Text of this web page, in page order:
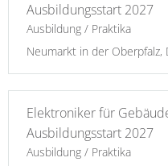
Ausbildungsstart 2027
Ausbildung / Praktika
Neumarkt in der Oberpfalz,
Elektroniker für
Ausbildungsstart 2027
Ausbildung / Praktika